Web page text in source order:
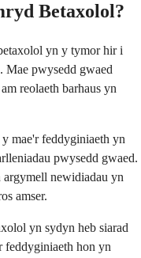
Betaxolol?
yn y tymor hir i
Mae pwysedd gwaed
reolaeth barhaus yn
mae'r feddyginiaeth yn
pwysedd gwaed.
argymell newidiadau yn
amser.
yn sydyn heb siarad
feddyginiaeth hon yn